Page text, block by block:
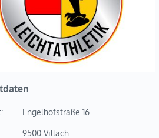
Engelhofstraße 16
9500 Villach